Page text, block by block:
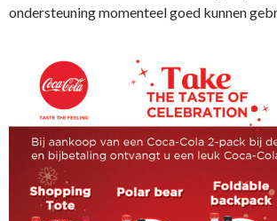
ondersteuning momenteel goed kunnen